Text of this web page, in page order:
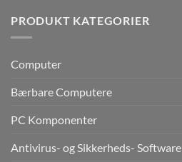
PRODUKT KATEGORIER
Computer
Bærbare Computere
PC Komponenter
Antivirus- og Sikkerheds- Software